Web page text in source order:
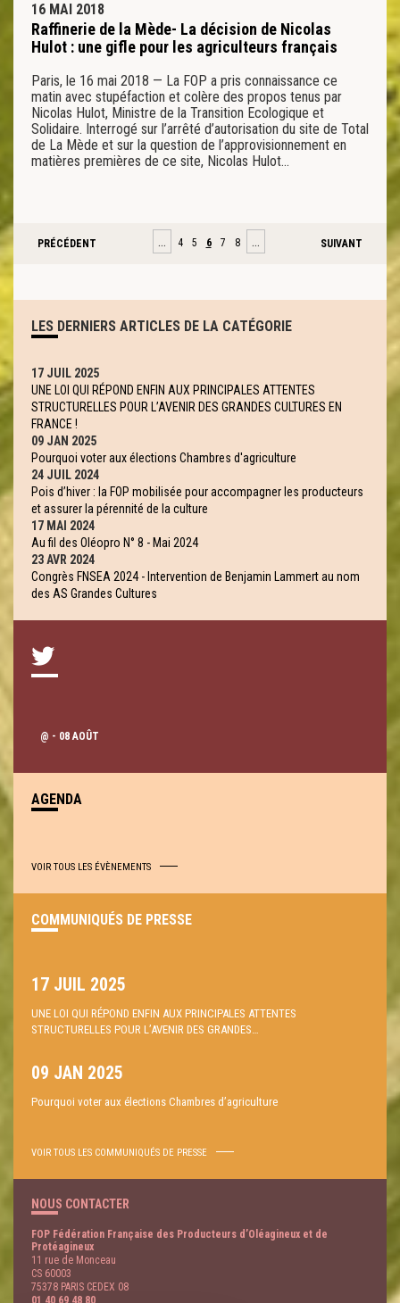
16 MAI 2018
Raffinerie de la Mède- La décision de Nicolas
Hulot : une gifle pour les agriculteurs français
Paris, le 16 mai 2018 — La FOP a pris connaissance ce
matin avec stupéfaction et colère des propos tenus par
Nicolas Hulot, Ministre de la Transition Ecologique et
Solidaire. Interrogé sur l’arrêté d’autorisation du site de Total
de La Mède et sur la question de l’approvisionnement en
matières premières de ce site, Nicolas Hulot…
PRÉCÉDENT … 4 5 6 7 8 … SUIVANT
LES DERNIERS ARTICLES DE LA CATÉGORIE
17 JUIL 2025
UNE LOI QUI RÉPOND ENFIN AUX PRINCIPALES ATTENTES
STRUCTURELLES POUR L’AVENIR DES GRANDES CULTURES EN
FRANCE !
09 JAN 2025
Pourquoi voter aux élections Chambres d'agriculture
24 JUIL 2024
Pois d’hiver : la FOP mobilisée pour accompagner les producteurs
et assurer la pérennité de la culture
17 MAI 2024
Au fil des Oléopro N° 8 - Mai 2024
23 AVR 2024
Congrès FNSEA 2024 - Intervention de Benjamin Lammert au nom
des AS Grandes Cultures
@ - 08 AOÛT
AGENDA
VOIR TOUS LES ÉVÈNEMENTS
COMMUNIQUÉS DE PRESSE
17 JUIL 2025
UNE LOI QUI RÉPOND ENFIN AUX PRINCIPALES ATTENTES
STRUCTURELLES POUR L’AVENIR DES GRANDES…
09 JAN 2025
Pourquoi voter aux élections Chambres d’agriculture
VOIR TOUS LES COMMUNIQUÉS DE PRESSE
NOUS CONTACTER
FOP Fédération Française des Producteurs d’Oléagineux et de
Protéagineux
11 rue de Monceau
CS 60003
75378 PARIS CEDEX 08
01 40 69 48 80